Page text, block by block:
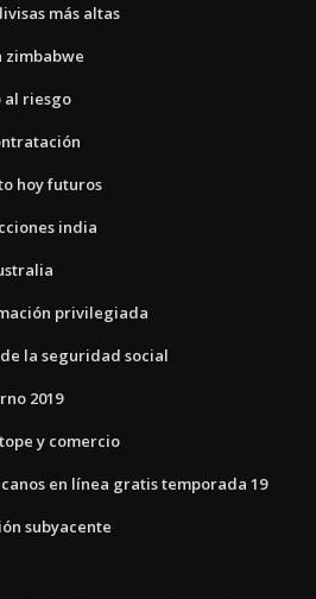
más altas
zimbabwe
al riesgo
hoy futuros
india
privilegiada
la seguridad social
2019
y comercio
en línea gratis temporada 19
subyacente